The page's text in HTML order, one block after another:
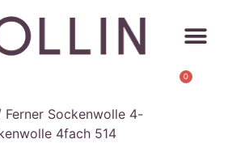
0
Ferner Sockenwolle 4-
4fach 514